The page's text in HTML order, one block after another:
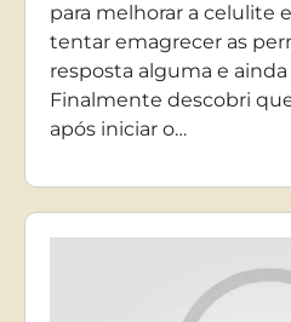
para melhorar a celulite e
tentar emagrecer as
resposta alguma e
Finalmente descobri
após iniciar o…